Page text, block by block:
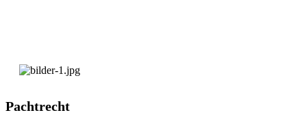
Pachtrecht